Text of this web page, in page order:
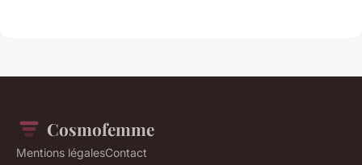
Cosmofemme
Mentions légalesContact